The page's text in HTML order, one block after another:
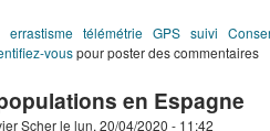
errastisme télémétrie GPS suivi
Des jeunes voyageurs
vouspour poster des commentaires
en Espagne
Scherle lun, 20/04/2020 - 11:42